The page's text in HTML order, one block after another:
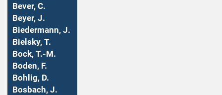
Bever, C.
Beyer, J.
Biedermann, J.
Bielsky, T.
Bock, T.-M.
Boden, F.
Bohlig, D.
Bosbach, J.